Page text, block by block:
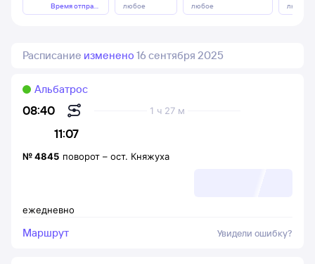
Время отправления любое любое любое
Расписание изменено 16 сентября 2025
08:40
11:07
1 ч 27 м
Альбатрос
ежедневно
№4845 поворот – ост. Княжуха
Маршрут Увидели ошибку?